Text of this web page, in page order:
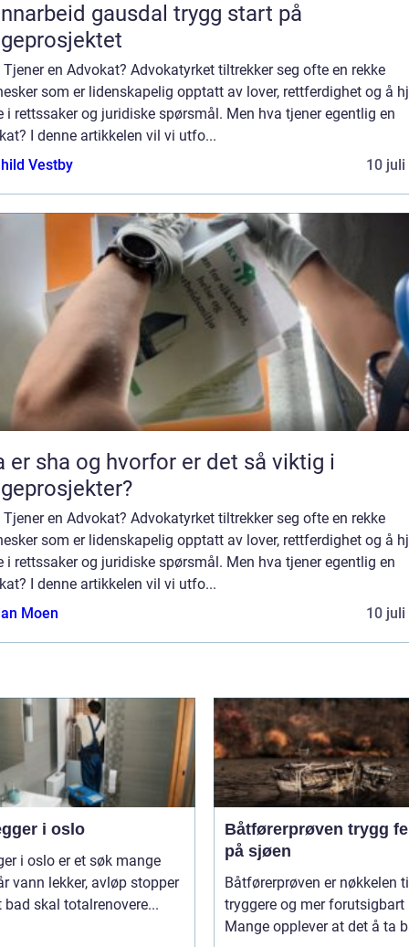
gausdal trygg start på
Tjener en Advokat? Advokatyrket tiltrekker seg ofte en rekke
som er lidenskapelig opptatt av lover, rettferdighet og å
i rettssaker og juridiske spørsmål. Men hva tjener egentlig en
I denne artikkelen vil vi utfo...
Vestby
10 juli
er sha og hvorfor er det så viktig i
Tjener en Advokat? Advokatyrket tiltrekker seg ofte en rekke
som er lidenskapelig opptatt av lover, rettferdighet og å
i rettssaker og juridiske spørsmål. Men hva tjener egentlig en
I denne artikkelen vil vi utfo...
Moen
10 juli
i oslo
i oslo er et søk mange
vann lekker, avløp stopper
bad skal totalrenovere...
Båtførerprøven trygg ferdsel
på sjøen
Båtførerprøven er nøkkelen
tryggere og mer forutsigbart
Mange opplever at det å ta